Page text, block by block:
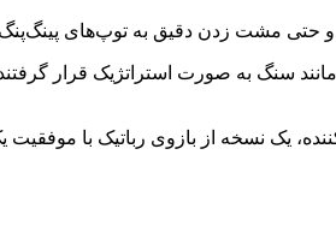
و حتی مشت زدن دقیق به توپ‌های
سنگ به صورت استراتژیک قرار
یک نسخه از بازوی رباتیک با